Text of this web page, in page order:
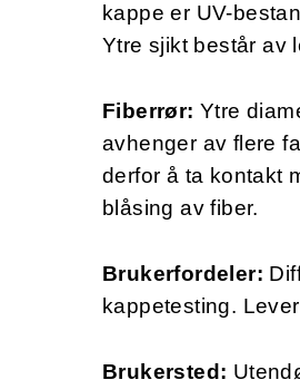
kappe er UV-
Ytre sjikt består av
Fiberrør: Ytre
avhenger av flere
derfor å ta kontakt
blåsing av fiber.
Brukerfordeler:
kappetesting.
Brukersted: